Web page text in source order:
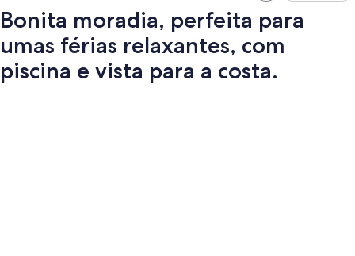
Bonita moradia, perfeita para
umas férias relaxantes, com
piscina e vista para a costa.